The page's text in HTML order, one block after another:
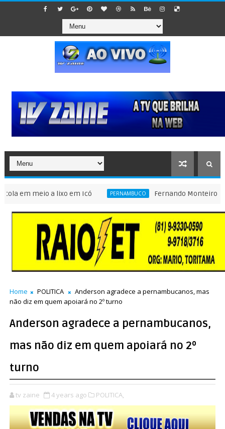
meio a lixo em Icó PERNAMBUCO Fernando Monteiro confirma
Home POLITICA
Anderson agradece a pernambucanos, mas
não diz em quem apoiará no 2º turno
Anderson agradece a pernambucanos,
mas não diz em quem apoiará no 2º
turno
tv zaine 4 years ago POLITICA,